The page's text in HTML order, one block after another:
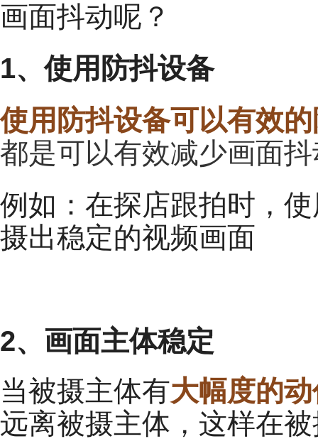
画面抖动呢？
1、使用防抖设备
使用防抖设备可以有效
都是可以有效减少画面
例如：在探店跟拍时，
摄出稳定的视频画面
2、画面主体稳定
当被摄主体有大幅度的
远离被摄主体，这样在